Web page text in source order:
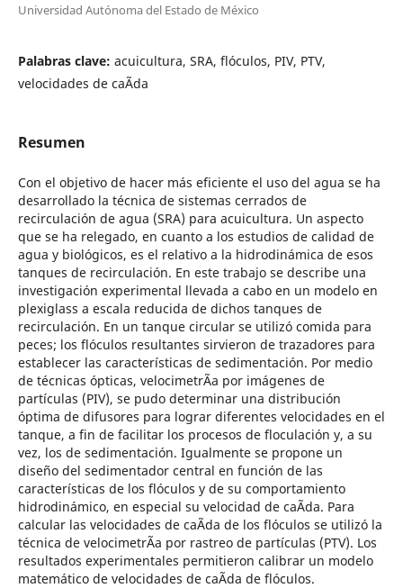
Universidad Autónoma del Estado de México
Palabras clave: acuicultura, SRA, flóculos, PIV, PTV,
velocidades de caÃ­da
Resumen
Con el objetivo de hacer más eficiente el uso del agua se ha
desarrollado la técnica de sistemas cerrados de
recirculación de agua (SRA) para acuicultura. Un aspecto
que se ha relegado, en cuanto a los estudios de calidad de
agua y biológicos, es el relativo a la hidrodinámica de esos
tanques de recirculación. En este trabajo se describe una
investigación experimental llevada a cabo en un modelo en
plexiglass a escala reducida de dichos tanques de
recirculación. En un tanque circular se utilizó comida para
peces; los flóculos resultantes sirvieron de trazadores para
establecer las características de sedimentación. Por medio
de técnicas ópticas, velocimetrÃ­a por imágenes de
partículas (PIV), se pudo determinar una distribución
óptima de difusores para lograr diferentes velocidades en el
tanque, a fin de facilitar los procesos de floculación y, a su
vez, los de sedimentación. Igualmente se propone un
diseño del sedimentador central en función de las
características de los flóculos y de su comportamiento
hidrodinámico, en especial su velocidad de caÃ­da. Para
calcular las velocidades de caÃ­da de los flóculos se utilizó la
técnica de velocimetrÃ­a por rastreo de partículas (PTV). Los
resultados experimentales permitieron calibrar un modelo
matemático de velocidades de caÃ­da de flóculos.